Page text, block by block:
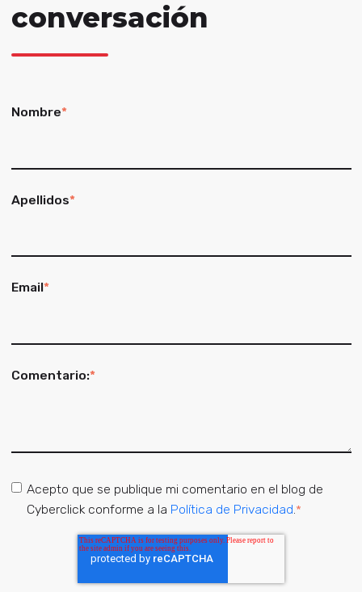
conversación
Nombre*
Apellidos*
Email*
Comentario:*
Acepto que se publique mi comentario en el blog de
Cyberclick conforme a la Política de Privacidad *